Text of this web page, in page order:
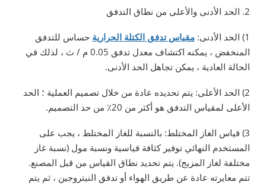
2. الحد الأدنى والأعلى من نطاق التدفق
1) الحد الأدنى: مقياس تدفق الكتلة الحرارية حساس للتدفق
المنخفض ، يمكنه اكتشاف معدل تدفق 0.05 م / ث ، لذلك في
الحالة العادية ، يمكن تجاهل الحد الأدنى.
2) الحد الأعلى: يتم تحديده عادة من خلال تصميم العملية ؛ الحد
الأعلى لمقياس التدفق هو أكثر من 20٪ من حد التصميم.
3) قياس الغاز المختلط: بالنسبة للغاز المختلط ، يجب على
المستخدم النهائي توفير كثافة قياسية ونسبة مول (نسبة غاز
مختلفة لغاز المزيج). يتم تحديد نطاق القياس من قبل المصنع.
تتم معايرته عادة عن طريق الهواء أو تدفق النيتروجين ، ثم يتم